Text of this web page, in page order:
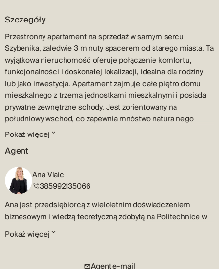
Szczegóły
Przestronny apartament na sprzedaż w samym sercu
Szybenika, zaledwie 3 minuty spacerem od starego miasta. Ta
wyjątkowa nieruchomość oferuje połączenie komfortu,
funkcjonalności i doskonałej lokalizacji, idealna dla rodziny
lub jako inwestycja. Apartament zajmuje całe piętro domu
mieszkalnego z trzema jednostkami mieszkalnymi i posiada
prywatne zewnętrzne schody. Jest zorientowany na
południowy wschód, co zapewnia mnóstwo naturalnego
światła przez cały dzień. Cechy nieruchomości:
Powierzchnia: Apartament rozciąga się na całym piętrze o
powierzchni 79,70 m2. Układ pomieszczeń: Strefa wejściowa
Kuchnia z jadalnią i salonem Trzy sypialnie (po drobnych
modyfikacjach można uzyskać dwie przestronne sypialnie)
Łazienka i osobna toaleta Przestronny balkon, który rozciąga
się na całą szerokość piętra, z wyjściem z salonu Dodatkowe
przestrzenie: Strych – należy do mieszkania, zapewnia
dodatkową przestrzeń do przechowywania lub adaptację
według potrzeb. Dziedziniec – 54 m², idealny do relaksu,
Pokaż więcej
Agent
Ana Vlaic
385992135066
Ana jest przedsiębiorcą z wieloletnim doświadczeniem
biznesowym i wiedzą teoretyczną zdobytą na Politechnice w
Szybeniku. Jej kompetencje obejmują bogate doświadczenie
biznesowe, marketingowe, doskonałe umiejętności
negocjacyjne oraz dobrą znajomość rynku nieruchomości.
Ana jest doskonałą słuchaczką, która rozumie potrzeby i cele
Pokaż więcej
Agent e-mail